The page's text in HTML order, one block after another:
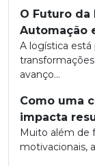
O Futuro da
Automação
A logística está
avanço...
Como uma
impacta
Muito além de
motivacionais,